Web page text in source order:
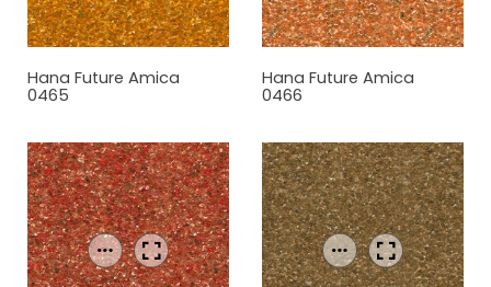
Hana Future Amica
0465
Hana Future Amica
0466